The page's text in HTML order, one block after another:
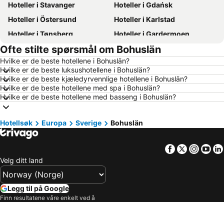
Hoteller i Stavanger
Hoteller i Gdańsk
Hoteller i Östersund
Hoteller i Karlstad
Hoteller i Tønsberg
Hoteller i Gardermoen
Hoteller i Hamar
Hoteller i Bodø
Hoteller i Geilo
Hoteller i Arendal
Hoteller i Ålesund
Hoteller i Fredrikstad
Hoteller i Sandefjord
Hoteller i Aalborg
Hoteller i Roma
Hoteller i Danmark
Hoteller i Koh Samui
Hoteller i Västra Götalands län
Hoteller i Gardasjøen
Hoteller i Malta
Hoteller i Kypros
Hoteller i Italia
Ofte stilte spørsmål om Bohuslän
Hvilke er de beste hotellene i Bohuslän?
Hvilke er de beste luksushotellene i Bohuslän?
Hvilke er de beste kjæledyrvennlige hotellene i Bohuslän?
Hvilke er de beste hotellene med spa i Bohuslän?
Hvilke er de beste hotellene med basseng i Bohuslän?
Hotellsøk Europa Sverige Bohuslän
Facebook
Twitter
Velg ditt land
Legg til på Google
Finn resultatene våre enkelt ved å